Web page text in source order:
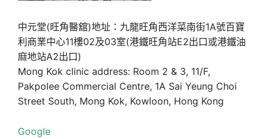
中元堂(旺角醫舘)地址：九龍旺角西洋菜南街1A號百寶
利商業中心11樓02及03室(港鐵旺角站E2出口或港鐵油
麻地站A2出口)
Mong Kok clinic address: Room 2 & 3, 11/F,
Pakpolee Commercial Centre, 1A Sai Yeung Choi
Street South, Mong Kok, Kowloon, Hong Kong
Google